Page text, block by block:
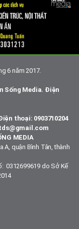
6 năm 2017.
Sống Media. Điện
thoại: 0903710204
MEDIA
A, quận Bình Tân, thành
0312699619 do Sở Kế